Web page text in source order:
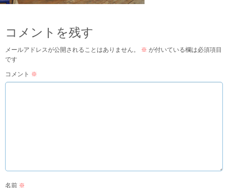
コメントを残す
メールアドレスが公開されることはありません。 ※ が付いている欄は必須項目
です
コメント ※
名前 ※